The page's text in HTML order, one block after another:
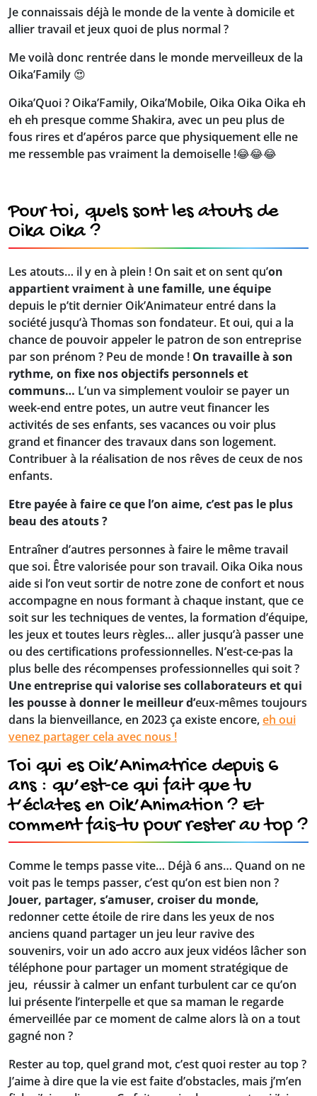
Je connaissais déjà le monde de la vente à domicile et
allier travail et jeux quoi de plus normal ?
Me voilà donc rentrée dans le monde merveilleux de la
Oika’Family 😍
Oika’Quoi ? Oika’Family, Oika’Mobile, Oika Oika Oika eh
eh eh presque comme Shakira, avec un peu plus de
fous rires et d’apéros parce que physiquement elle ne
me ressemble pas vraiment la demoiselle !😂😂😂
Pour toi, quels sont les atouts de
Oika Oika ?
Les atouts… il y en à plein ! On sait et on sent qu’on
appartient vraiment à une famille, une équipe
depuis le p’tit dernier Oik’Animateur entré dans la
société jusqu’à Thomas son fondateur. Et oui, qui a la
chance de pouvoir appeler le patron de son entreprise
par son prénom ? Peu de monde ! On travaille à son
rythme, on fixe nos objectifs personnels et
communs… L’un va simplement vouloir se payer un
week-end entre potes, un autre veut financer les
activités de ses enfants, ses vacances ou voir plus
grand et financer des travaux dans son logement.
Contribuer à la réalisation de nos rêves de ceux de nos
enfants.
Etre payée à faire ce que l’on aime, c’est pas le plus
beau des atouts ?
Entraîner d’autres personnes à faire le même travail
que soi. Être valorisée pour son travail. Oika Oika nous
aide si l’on veut sortir de notre zone de confort et nous
accompagne en nous formant à chaque instant, que ce
soit sur les techniques de ventes, la formation d’équipe,
les jeux et toutes leurs règles… aller jusqu’à passer une
ou des certifications professionnelles. N’est-ce-pas la
plus belle des récompenses professionnelles qui soit ?
Une entreprise qui valorise ses collaborateurs et qui
les pousse à donner le meilleur d’eux-mêmes toujours
dans la bienveillance, en 2023 ça existe encore,eh oui
venez partager cela avec nous !
Toi qui es Oik’Animatrice depuis 6
ans : qu’est-ce qui fait que tu
t’éclates en Oik’Animation ? Et
comment fais-tu pour rester au top ?
Comme le temps passe vite… Déjà 6 ans… Quand on ne
voit pas le temps passer, c’est qu’on est bien non ?
Jouer, partager, s’amuser, croiser du monde,
redonner cette étoile de rire dans les yeux de nos
anciens quand partager un jeu leur ravive des
souvenirs, voir un ado accro aux jeux vidéos lâcher son
téléphone pour partager un moment stratégique de
jeu, réussir à calmer un enfant turbulent car ce qu’on
lui présente l’interpelle et que sa maman le regarde
émerveillée par ce moment de calme alors là on a tout
gagné non ?
Rester au top, quel grand mot, c’est quoi rester au top ?
J’aime à dire que la vie est faite d’obstacles, mais j’m’en